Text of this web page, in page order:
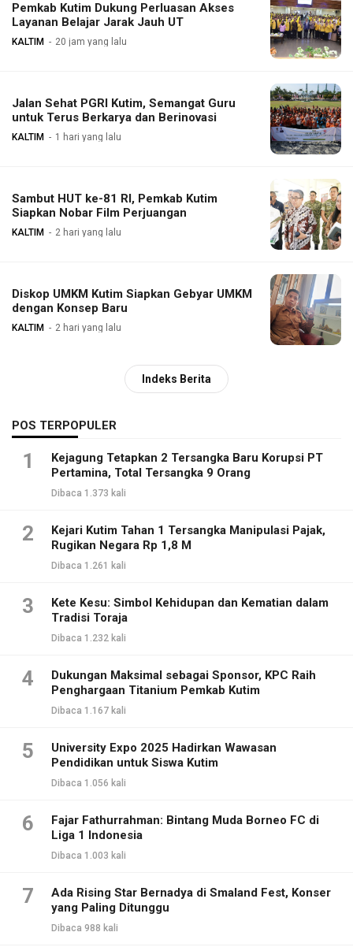
Pemkab Kutim Dukung Perluasan Akses
Layanan Belajar Jarak Jauh UT
KALTIM 20 jam yang lalu
Jalan Sehat PGRI Kutim, Semangat Guru
untuk Terus Berkarya dan Berinovasi
KALTIM 1 hari yang lalu
Sambut HUT ke-81 RI, Pemkab Kutim
Siapkan Nobar Film Perjuangan
KALTIM 2 hari yang lalu
Diskop UMKM Kutim Siapkan Gebyar UMKM
dengan Konsep Baru
KALTIM 2 hari yang lalu
Indeks Berita
POS TERPOPULER
1
Kejagung Tetapkan 2 Tersangka Baru Korupsi PT
Pertamina, Total Tersangka 9 Orang
Dibaca 1.373 kali
2
Kejari Kutim Tahan 1 Tersangka Manipulasi Pajak,
Rugikan Negara Rp 1,8 M
Dibaca 1.261 kali
3
Kete Kesu: Simbol Kehidupan dan Kematian dalam
Tradisi Toraja
Dibaca 1.232 kali
4
Dukungan Maksimal sebagai Sponsor, KPC Raih
Penghargaan Titanium Pemkab Kutim
Dibaca 1.167 kali
5
University Expo 2025 Hadirkan Wawasan
Pendidikan untuk Siswa Kutim
Dibaca 1.056 kali
6
Fajar Fathurrahman: Bintang Muda Borneo FC di
Liga 1 Indonesia
Dibaca 1.003 kali
7
Ada Rising Star Bernadya di Smaland Fest, Konser
yang Paling Ditunggu
Dibaca 988 kali